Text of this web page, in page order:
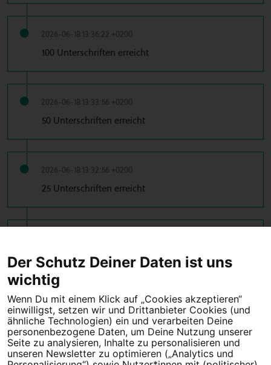
2026-06-18 13:36:22 +0200
100 Unterschriften erreicht
2026-06-18 13:33:56 +0200
50 Unterschriften erreicht
2026-06-18 13:32:56 +0200
25 Unterschriften erreicht
10 Unterschriften erreicht
Tipps für deine Petition
Darum WeAct
Partnerprogramm
Der Schutz Deiner Daten ist uns
wichtig
Wenn Du mit einem Klick auf „Cookies akzeptieren“
einwilligst, setzen wir und Drittanbieter Cookies (und
ähnliche Technologien) ein und verarbeiten Deine
personenbezogene Daten, um Deine Nutzung unserer
Seite zu analysieren, Inhalte zu personalisieren und
unseren Newsletter zu optimieren („Analytics und